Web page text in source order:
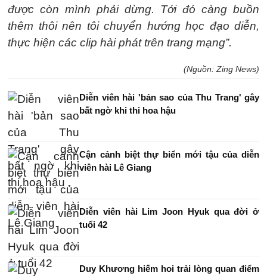
được còn mình phải dừng. Tới đó càng buồn
thêm thôi nên tôi chuyển hướng học đạo diễn,
thực hiện các clip hài phát trên trang mạng”.
(Nguồn: Zing News)
Diễn viên hài 'bản sao của Thu Trang' gây
bất ngờ khi thi hoa hậu
Cận cảnh biệt thự biển mới tậu của diễn
viên hài Lê Giang
Diễn viên hài Lim Joon Hyuk qua đời ở
tuổi 42
Duy Khương hiếm hoi trải lòng quan điểm